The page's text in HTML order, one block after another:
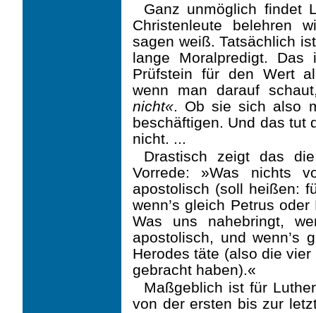
Ganz unmöglich findet
Christenleute belehren
sagen weiß. Tatsächlich
lange Moralpredigt.
Prüfstein für den Wert
wenn man darauf
nicht«. Ob sie sich also
beschäftigen. Und das tut
nicht. ...
Drastisch zeigt das
Vorrede: »Was nichts
apostolisch (soll heißen:
wenn’s gleich Petrus
Was uns nahebringt,
apostolisch, und wenn’s
Herodes täte (also die
gebracht haben).«
Maßgeblich ist für
von der ersten bis zur